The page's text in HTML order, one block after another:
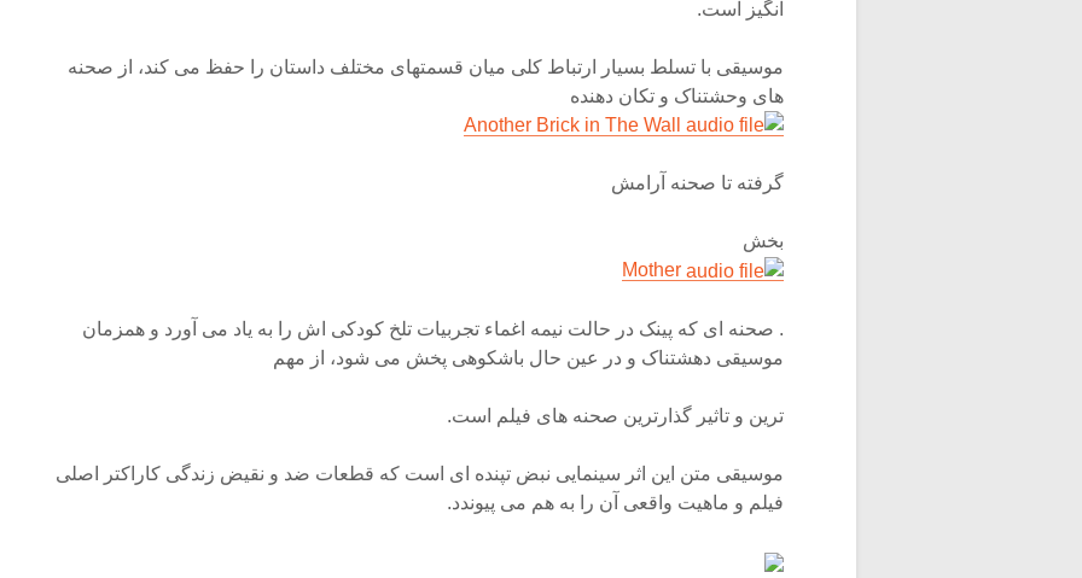
انگیز است.
موسیقی با تسلط بسیار ارتباط کلی میان قسمتهای مختلف داستان را حفظ می کند، از صحنه
های وحشتناک و تکان دهنده
گرفته تا صحنه آرامش
بخش
. صحنه ای که پینک در حالت نیمه اغماء تجربیات تلخ کودکی اش را به یاد می آورد و همزمان
موسیقی دهشتناک و در عین حال باشکوهی پخش می شود، از مهم
ترین و تاثیر گذارترین صحنه های فیلم است.
موسیقی متن این اثر سینمایی نبض تپنده ای است که قطعات ضد و نقیض زندگی کاراکتر اصلی
فیلم و ماهیت واقعی آن را به هم می پیوندد.